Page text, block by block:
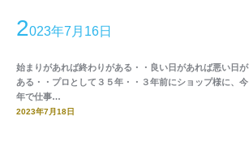
2023年7月16日
始まりがあれば終わりがある・・良い日があれば悪い日が
ある・・プロとして３５年・・３年前にショップ様に、今
年で仕事…
2023年7月18日